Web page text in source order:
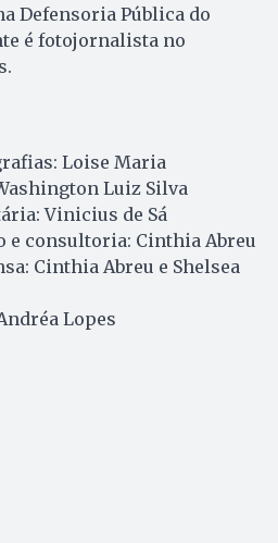
Defensoria Pública do
é fotojornalista no
Loise Maria
Luiz Silva
Vinicius de Sá
e consultoria: Cinthia Abreu
Cinthia Abreu e Shelsea
Lopes